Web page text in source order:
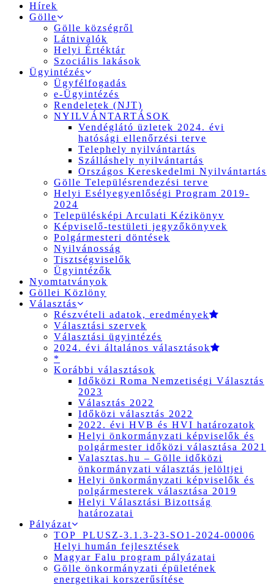
Hírek
Gölle
Gölle községről
Látnivalók
Helyi Értéktár
Szociális lakások
Ügyintézés
Ügyfélfogadás
e-Ügyintézés
Rendeletek (NJT)
NYILVÁNTARTÁSOK
Vendéglátó üzletek 2024. évi
hatósági ellenőrzési terve
Telephely nyilvántartás
Szálláshely nyilvántartás
Országos Kereskedelmi Nyilvántartás
Gölle Településrendezési terve
Helyi Esélyegyenlőségi Program 2019-
2024
Településképi Arculati Kézikönyv
Képviselő-testületi jegyzőkönyvek
Polgármesteri döntések
Nyilvánosság
Tisztségviselők
Ügyintézők
Nyomtatványok
Göllei Közlöny
Választás
Részvételi adatok, eredmények
Választási szervek
Választási ügyintézés
2024. évi általános választások
*
Korábbi választások
Időközi Roma Nemzetiségi Választás
2023
Választás 2022
Időközi választás 2022
2022. évi HVB és HVI határozatok
Helyi önkormányzati képviselők és
polgármester időközi választása 2021
Valasztas.hu – Gölle időközi
önkormányzati választás jelöltjei
Helyi önkormányzati képviselők és
polgármesterek választása 2019
Helyi Választási Bizottság
határozatai
Pályázat
TOP_PLUSZ-3.1.3-23-SO1-2024-00006
Helyi humán fejlesztések
Magyar Falu program pályázatai
Gölle önkormányzati épületének
energetikai korszerűsítése